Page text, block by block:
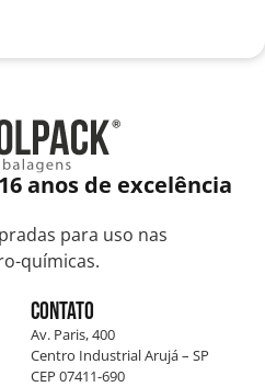
anos de excelência
para uso nas
químicas.
Contato
Av. Paris, 400
Centro Industrial Arujá – SP
CEP 07411-690